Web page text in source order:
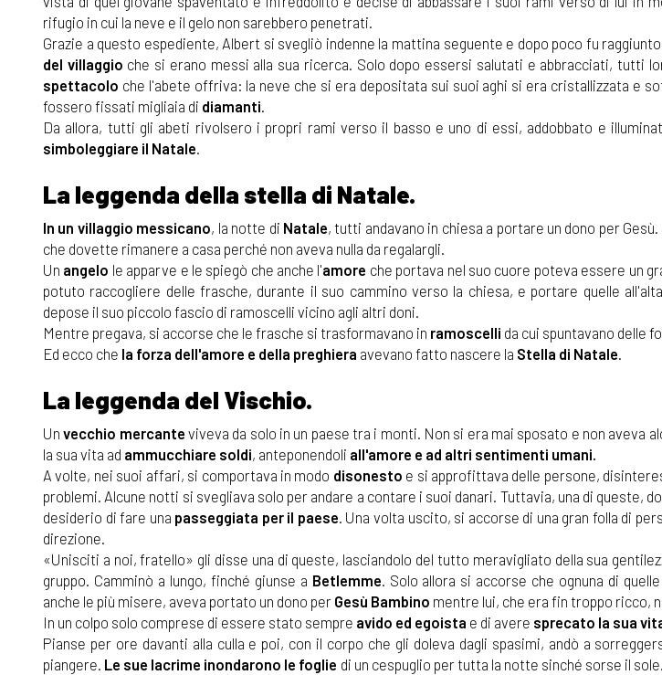
rifugio in cui la neve e il gelo non sarebbero penetrati.
Grazie a questo espediente, Albert si svegliò indenne la mattina seguente e dopo poco fu raggiunto
del villaggio che si erano messi alla sua ricerca. Solo dopo essersi salutati e abbracciati, tutti
spettacolo che l'abete offriva: la neve che si era depositata sui suoi aghi si era cristallizzata e
fossero fissati migliaia di diamanti.
Da allora, tutti gli abeti rivolsero i propri rami verso il basso e uno di essi, addobbato e
simboleggiare il Natale.
La leggenda della stella di Natale.
In un villaggio messicano, la notte di Natale, tutti andavano in chiesa a portare un dono per Gesù.
che dovette rimanere a casa perché non aveva nulla da regalargli.
Un angelo le apparve e le spiegò che anche l'amore che portava nel suo cuore poteva essere un
potuto raccogliere delle frasche, durante il suo cammino verso la chiesa, e portare quelle
depose il suo piccolo fascio di ramoscelli vicino agli altri doni.
Mentre pregava, si accorse che le frasche si trasformavano in ramoscelli da cui spuntavano delle
Ed ecco che la forza dell'amore e della preghiera avevano fatto nascere la Stella di Natale.
La leggenda del Vischio.
Unvecchio mercante viveva da solo in un paese tra i monti. Non si era mai sposato e non aveva
la sua vita ad ammucchiare soldi, anteponendoli all'amore e ad altri sentimenti umani.
A volte, nei suoi affari, si comportava in modo disonesto e si approfittava delle persone,
problemi. Alcune notti si svegliava solo per andare a contare i suoi danari. Tuttavia, una di queste,
desiderio di fare una passeggiata per il paese. Una volta uscito, si accorse di una gran folla di
direzione.
«Unisciti a noi, fratello» gli disse una di queste, lasciandolo del tutto meravigliato della sua
gruppo. Camminò a lungo, finché giunse a Betlemme. Solo allora si accorse che ognuna di
anche le più misere, aveva portato un dono per Gesù Bambino mentre lui, che era fin troppo ricco,
In un colpo solo comprese di essere stato sempre avido ed egoista e di avere sprecato la sua
Pianse per ore davanti alla culla e poi, con il corpo che gli doleva dagli spasimi, andò a
piangere. Le sue lacrime inondarono le foglie di un cespuglio per tutta la notte sinché sorse il